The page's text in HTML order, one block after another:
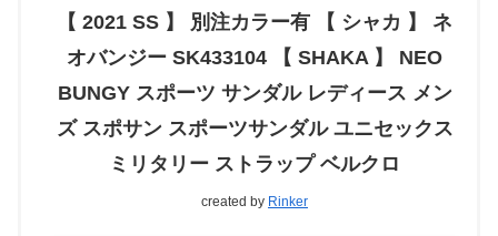
【 2021 SS 】 別注カラー有 【 シャカ 】 ネ
オバンジー SK433104 【 SHAKA 】 NEO
BUNGY スポーツ サンダル レディース メン
ズ スポサン スポーツサンダル ユニセックス
ミリタリー ストラップ ベルクロ
created by Rinker